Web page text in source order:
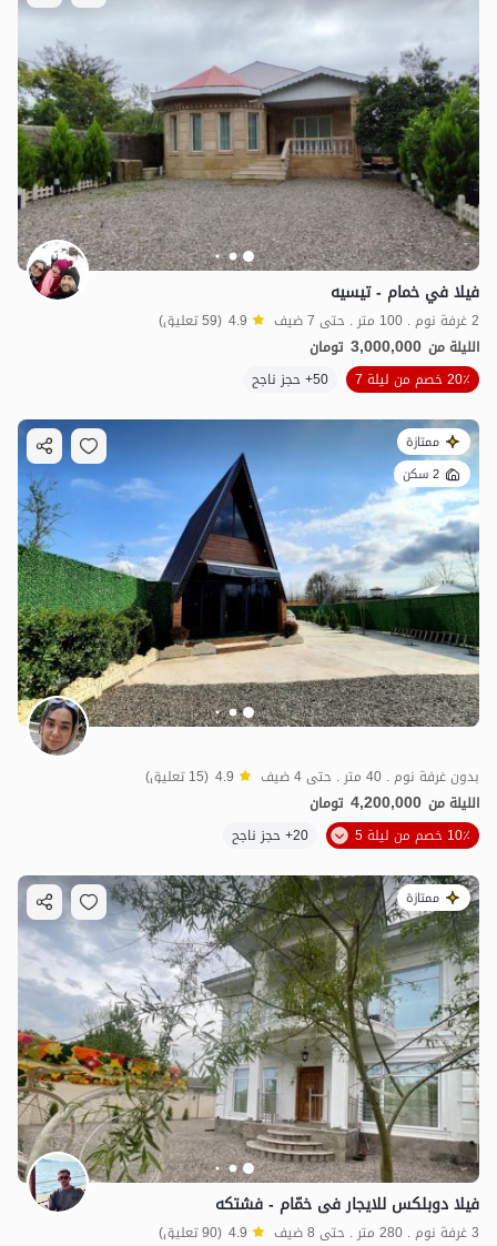
فيلا في خمام - تيسيه
2 غرفة نوم . 100 متر . حتى 7 ضيف 4.9 (59 تعليق)
الليلة من 3,000,000 تومان
20٪ خصم من ليلة 7
50+ حجز ناجح
ممتازة
2 سكن
بدون غرفة نوم . 40 متر . حتى 4 ضيف 4.9 (15 تعليق)
الليلة من 4,200,000 تومان
10٪ خصم من ليلة 5
20+ حجز ناجح
ممتازة
فیلا دوبلکس للایجار فی خمّام - فشتکه
3 غرفة نوم . 280 متر . حتى 8 ضيف 4.9 (90 تعليق)